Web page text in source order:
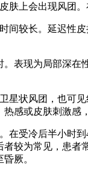
上会出现风团
较长。延迟性
表现为局部深
状风团，也可
感或皮肤刺激感
受冷后半小时
较为常见，患
厥。